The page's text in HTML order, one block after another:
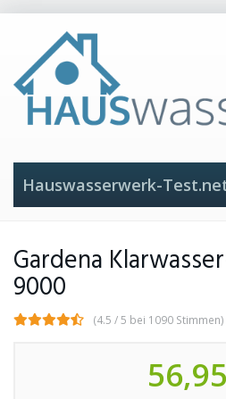
content
Hauswasserwerk-
Gardena
9000
(4.5 / 5 bei 1090 Stimmen)